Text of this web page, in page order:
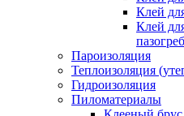
Клей
Клей
Пароизоляция
Теплоизоляция
Гидроизоляция
Пиломатериалы